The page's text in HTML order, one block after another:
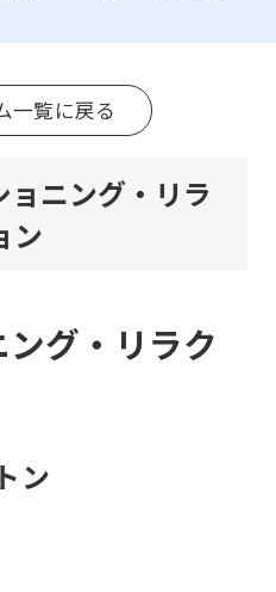
一覧に戻る
ョニング・リラ
ン
グ・リラク
ン
For